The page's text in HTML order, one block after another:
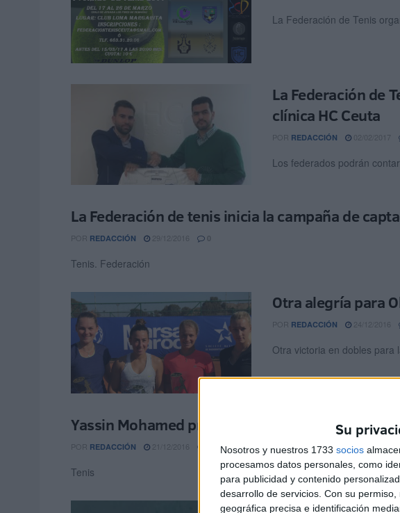
Su
Nosotros y nuestros 1733 socios
procesamos datos personales, como
para publicidad y contenido
desarrollo de servicios. Con su permiso,
geográfica precisa e identificación
La Federación de Tenis
La Federación de
clínica HC Ceuta
POR REDACCIÓN 02/02/2017
Los federados podrán
La Federación de tenis inicia la campaña de
POR REDACCIÓN 0
Tenis. Federación
Otra alegría para
POR REDACCIÓN
Otra victoria en dobles para
Yassin Mohamed presenta a su Junta Directiva
POR REDACCIÓN
Tenis